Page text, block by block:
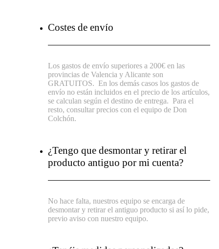
Costes de envío
Los gastos de envío superiores a 200€ en las
provincias de Valencia y Alicante son
GRATUITOS.En los demás casos los gastos de
envío no están incluidos en el precio de los artículos,
se calculan según el destino de entrega.Para el
resto, consultar precios con el equipo de Don
Colchón.
¿Tengo que desmontar y retirar el
producto antiguo por mi cuenta?
No hace falta, nuestros equipo se encarga de
desmontar y retirar el antiguo producto si así lo pide,
previo aviso con nuestro equipo.